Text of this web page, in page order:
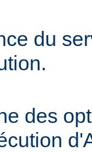
du
des